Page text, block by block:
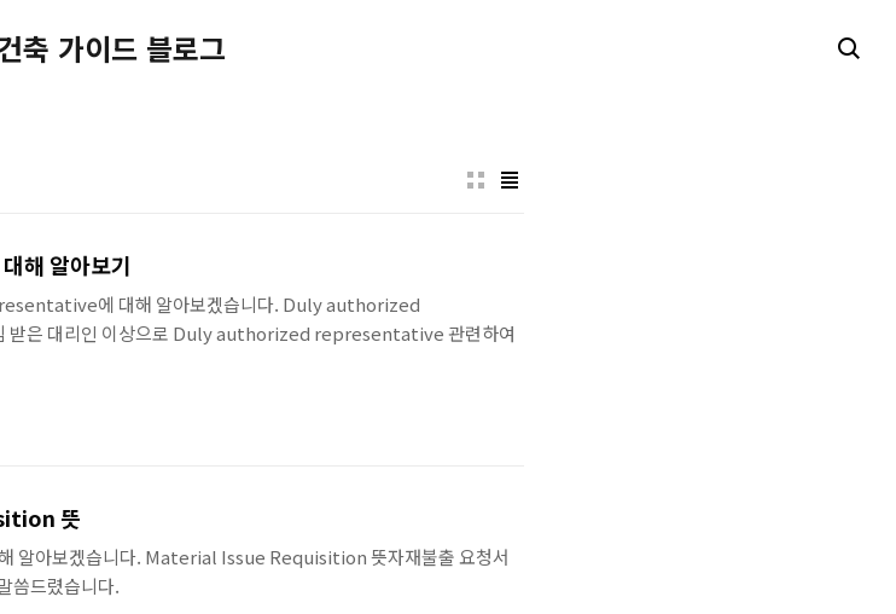
축 가이드 블로그
해 알아보기
에 대해 알아보겠습니다. Duly authorized
받은 대리인 이상으로 Duly authorized representative 관련하여
뜻
알아보겠습니다. Material Issue Requisition 뜻자재불출 요청서
씀드렸습니다.